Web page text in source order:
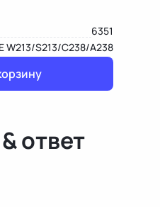
6351
E W213/S213/C238/A238
ответ